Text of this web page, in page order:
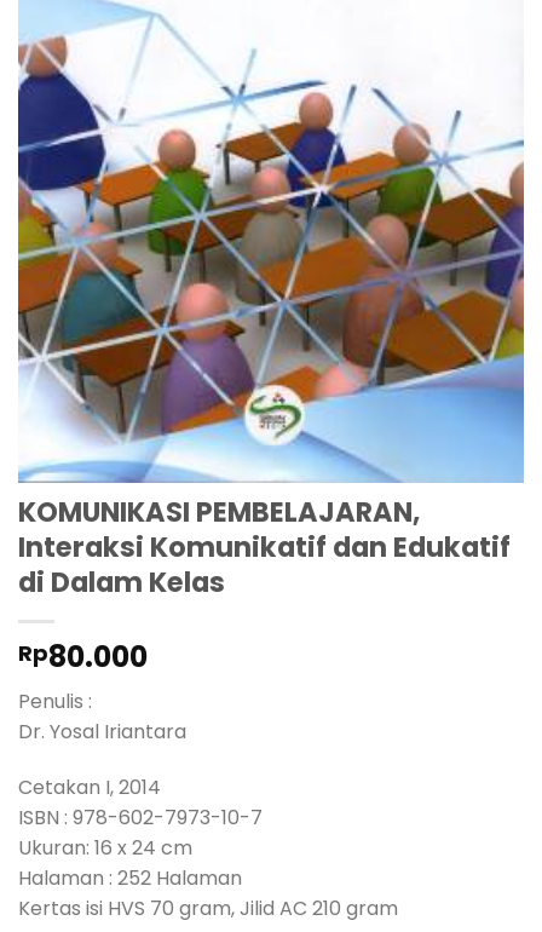
KOMUNIKASI PEMBELAJARAN,
Interaksi Komunikatif dan Edukatif
di Dalam Kelas
Rp80.000
Penulis :
Dr. Yosal Iriantara
Cetakan I, 2014
ISBN : 978-602-7973-10-7
Ukuran: 16 x 24 cm
Halaman : 252 Halaman
Kertas isi HVS 70 gram, Jilid AC 210 gram